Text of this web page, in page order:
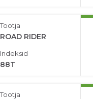
Tootja
ROAD RIDER
Indeksid
88T
Tootja